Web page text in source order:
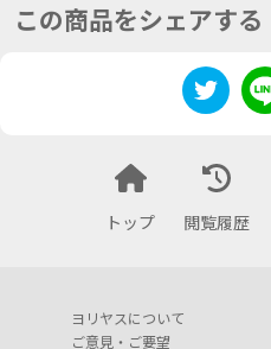
この商品をシェアする
トップ 閲覧履歴
ヨリヤスについて
ご意見・ご要望